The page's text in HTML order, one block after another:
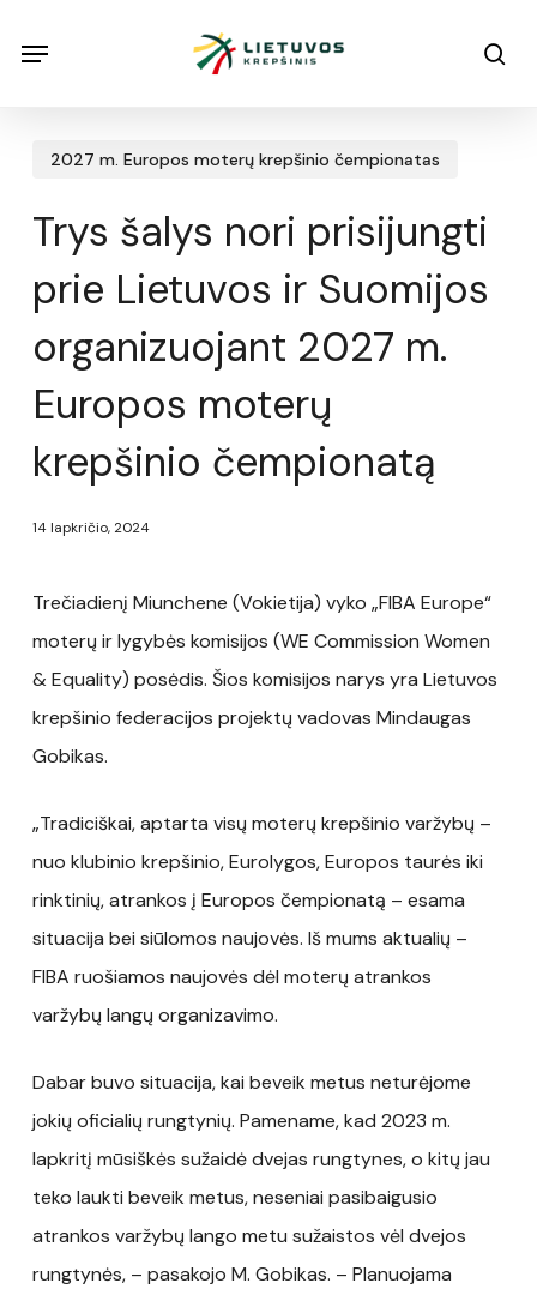
Menu
2027 m. Europos moterų krepšinio čempionatas
Trys šalys nori prisijungti
prie Lietuvos ir Suomijos
organizuojant 2027 m.
Europos moterų
krepšinio čempionatą
14 lapkričio, 2024
Trečiadienį Miunchene (Vokietija) vyko „FIBA Europe“
moterų ir lygybės komisijos (WE Commission Women
& Equality) posėdis. Šios komisijos narys yra Lietuvos
krepšinio federacijos projektų vadovas Mindaugas
Gobikas.
„Tradiciškai, aptarta visų moterų krepšinio varžybų –
nuo klubinio krepšinio, Eurolygos, Europos taurės iki
rinktinių, atrankos į Europos čempionatą – esama
situacija bei siūlomos naujovės. Iš mums aktualių –
FIBA ruošiamos naujovės dėl moterų atrankos
varžybų langų organizavimo.
Dabar buvo situacija, kai beveik metus neturėjome
jokių oficialių rungtynių. Pamename, kad 2023 m.
lapkritį mūsiškės sužaidė dvejas rungtynes, o kitų jau
teko laukti beveik metus, neseniai pasibaigusio
atrankos varžybų lango metu sužaistos vėl dvejos
rungtynės, – pasakojo M. Gobikas. – Planuojama